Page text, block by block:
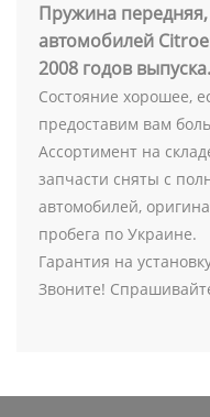
Пружина передняя,
автомобилей
2008 годов выпуска.
Состояние хорошее,
предоставим вам
Ассортимент на
запчасти сняты с
автомобилей,
пробега по Украине.
Гарантия на
Звоните!